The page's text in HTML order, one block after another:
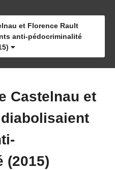
et Florence Rault
anti-pédocriminalité
Castelnau et
(2015)